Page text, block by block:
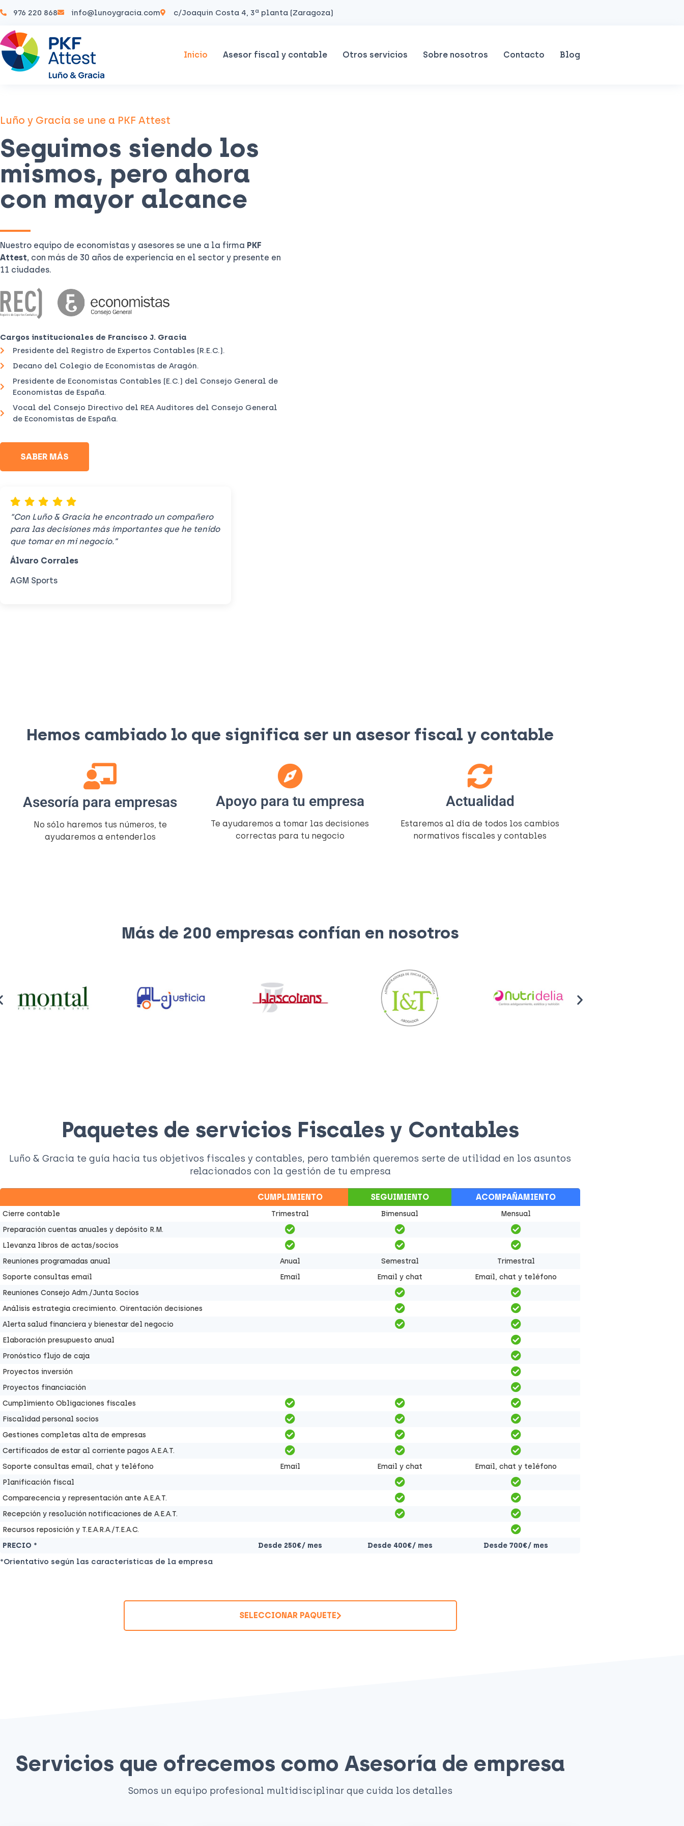
976 220 868 info@lunoygracia.com c/Joaquin Costa 4, 3ª planta (Zaragoza)
Inicio Asesor fiscal y contable Otros servicios Sobre nosotros Contacto Blog
Luño y Gracia se une a PKF Attest
Seguimos siendo los
mismos, pero ahora
con mayor alcance
Nuestro equipo de economistas y asesores se une a la firma PKF
Attest, con más de 30 años de experiencia en el sector y presente en
11 ciudades.
Cargos institucionales de Francisco J. Gracia
Presidente del Registro de Expertos Contables (R.E.C.).
Decano del Colegio de Economistas de Aragón.
Presidente de Economistas Contables (E.C.) del Consejo General de
Economistas de España.
Vocal del Consejo Directivo del REA Auditores del Consejo General
de Economistas de España.
SABER MÁS
“Con Luño & Gracia he encontrado un compañero
para las decisiones más importantes que he tenido
que tomar en mi negocio.”
Álvaro Corrales
AGM Sports
Hemos cambiado lo que significa ser un asesor fiscal y contable​
Asesoría para empresas
No sólo haremos tus números, te
ayudaremos a entenderlos​
Apoyo para tu empresa
Te ayudaremos a tomar las decisiones
correctas para tu negocio
Actualidad
Estaremos al día de todos los cambios
normativos fiscales y contables
Más de 200 empresas confían en nosotros
Paquetes de servicios Fiscales y Contables
Luño & Gracia te guía hacia tus objetivos fiscales y contables, pero también queremos serte de utilidad en los asuntos
relacionados con la gestión de tu empresa
CUMPLIMIENTO SEGUIMIENTO ACOMPAÑAMIENTO
PRECIO * Desde 250€/ mes Desde 400€/ mes Desde 700€/ mes
Cierre contable Trimestral Bimensual
Mensual
Preparación cuentas anuales y depósito R.M.
Llevanza libros de actas/socios
Reuniones programadas anual
Anual Semestral
Trimestral
Soporte consultas email
Email Email y chat
Email, chat y teléfono
Reuniones Consejo Adm./Junta Socios
Análisis estrategia crecimiento. Oirentación decisiones
Alerta salud financiera y bienestar del negocio
Elaboración presupuesto anual
Pronóstico flujo de caja
Proyectos inversión
Proyectos financiación
Cumplimiento Obligaciones fiscales
Fiscalidad personal socios
Gestiones completas alta de empresas
Certificados de estar al corriente pagos A.E.A.T.
Soporte consultas email, chat y teléfono
Email Email y chat
Email, chat y teléfono
Planificación fiscal
Comparecencia y representación ante A.E.A.T.
Recepción y resolución notificaciones de A.E.A.T.
Recursos reposición y T.E.A.R.A./T.E.A.C.
*Orientativo según las características de la empresa
SELECCIONAR PAQUETE
Servicios que ofrecemos como Asesoría de empresa
Somos un equipo profesional multidisciplinar que cuida los detalles